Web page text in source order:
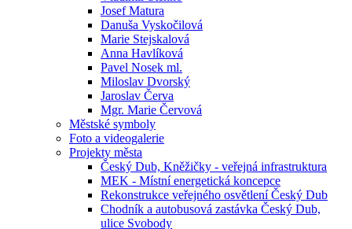
Josef Matura
Danuša Vyskočilová
Marie Stejskalová
Anna Havlíková
Pavel Nosek ml.
Miloslav Dvorský
Jaroslav Červa
Mgr. Marie Červová
Městské symboly
Foto a videogalerie
Projekty města
Český Dub, Kněžičky - veřejná infrastruktura
MEK - Místní energetická koncepce
Rekonstrukce veřejného osvětlení Český Dub
Chodník a autobusová zastávka Český Dub,
ulice Svobody